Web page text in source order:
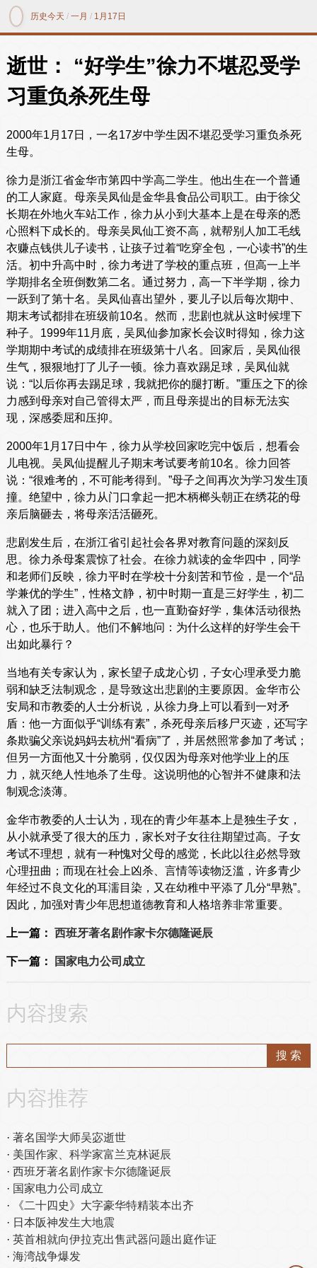
历史今天 /一月 / 1月17日
逝世： “好学生”徐力不堪忍受学
习重负杀死生母
2000年1月17日，一名17岁中学生因不堪忍受学习重负杀死
生母。
徐力是浙江省金华市第四中学高二学生。他出生在一个普通
的工人家庭。母亲吴凤仙是金华县食品公司职工。由于徐父
长期在外地火车站工作，徐力从小到大基本上是在母亲的悉
心照料下成长的。母亲吴凤仙工资不高，就帮别人加工毛线
衣赚点钱供儿子读书，让孩子过着“吃穿全包，一心读书”的生
活。初中升高中时，徐力考进了学校的重点班，但高一上半
学期排名全班倒数第二名。通过努力，高一下半学期，徐力
一跃到了第十名。吴凤仙喜出望外，要儿子以后每次期中、
期末考试都排在班级前10名。然而，悲剧也就从这时候埋下
种子。1999年11月底，吴凤仙参加家长会议时得知，徐力这
学期期中考试的成绩排在班级第十八名。回家后，吴凤仙很
生气，狠狠地打了儿子一顿。徐力喜欢踢足球，吴凤仙就
说：“以后你再去踢足球，我就把你的腿打断。”重压之下的徐
力感到母亲对自己管得太严，而且母亲提出的目标无法实
现，深感委屈和压抑。
2000年1月17日中午，徐力从学校回家吃完中饭后，想看会
儿电视。吴凤仙提醒儿子期末考试要考前10名。徐力回答
说：“很难考的，不可能考得到。”母子之间再次为学习发生顶
撞。绝望中，徐力从门口拿起一把木柄榔头朝正在绣花的母
亲后脑砸去，将母亲活活砸死。
悲剧发生后，在浙江省引起社会各界对教育问题的深刻反
思。徐力杀母案震惊了社会。在徐力就读的金华四中，同学
和老师们反映，徐力平时在学校十分刻苦和节俭，是一个“品
学兼优的学生”，性格文静，初中时期一直是三好学生，初二
就入了团；进入高中之后，也一直勤奋好学，集体活动很热
心，也乐于助人。他们不解地问：为什么这样的好学生会干
出如此暴行？
当地有关专家认为，家长望子成龙心切，子女心理承受力脆
弱和缺乏法制观念，是导致这出悲剧的主要原因。金华市公
安局和市教委的人士分析说，从徐力身上可以看到一对矛
盾：他一方面似乎“训练有素”，杀死母亲后移尸灭迹，还写字
条欺骗父亲说妈妈去杭州“看病”了，并居然照常参加了考试；
但另一方面他又十分脆弱，仅仅因为母亲对他学业上的压
力，就灭绝人性地杀了生母。这说明他的心智并不健康和法
制观念淡薄。
金华市教委的人士认为，现在的青少年基本上是独生子女，
从小就承受了很大的压力，家长对子女往往期望过高。子女
考试不理想，就有一种愧对父母的感觉，长此以往必然导致
心理扭曲；而现在社会上凶杀、言情等读物泛滥，许多青少
年经过不良文化的耳濡目染，又在幼稚中平添了几分“早熟”。
因此，加强对青少年思想道德教育和人格培养非常重要。
上一篇： 西班牙著名剧作家卡尔德隆诞辰
下一篇： 国家电力公司成立
内容搜索
内容推荐
著名国学大师吴宓逝世
美国作家、科学家富兰克林诞辰
西班牙著名剧作家卡尔德隆诞辰
国家电力公司成立
《二十四史》大字豪华特精装本出齐
日本阪神发生大地震
英首相就向伊拉克出售武器问题出庭作证
海湾战争爆发